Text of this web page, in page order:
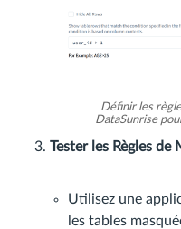
Définir les
DataSunrise
Tester les Règles de
Utilisez une
les tables